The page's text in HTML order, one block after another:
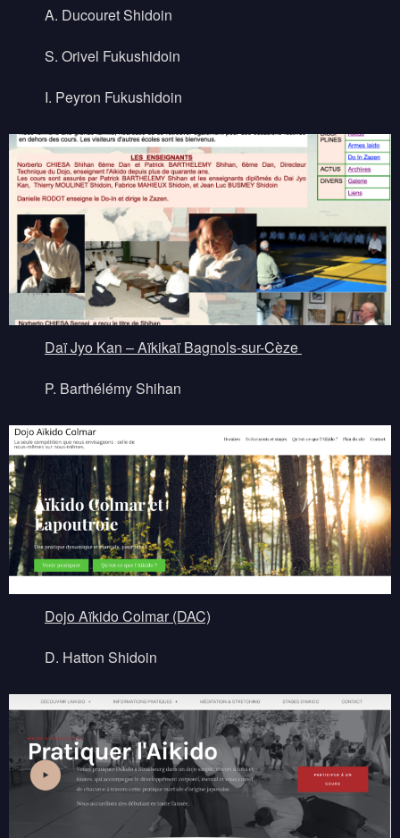
A. Ducouret Shidoin
S. Orivel Fukushidoin
I. Peyron Fukushidoin
Daï Jyo Kan – Aïkikaï Bagnols-sur-Cèze
P. Barthélémy Shihan
Dojo Aïkido Colmar (DAC)
D. Hatton Shidoin